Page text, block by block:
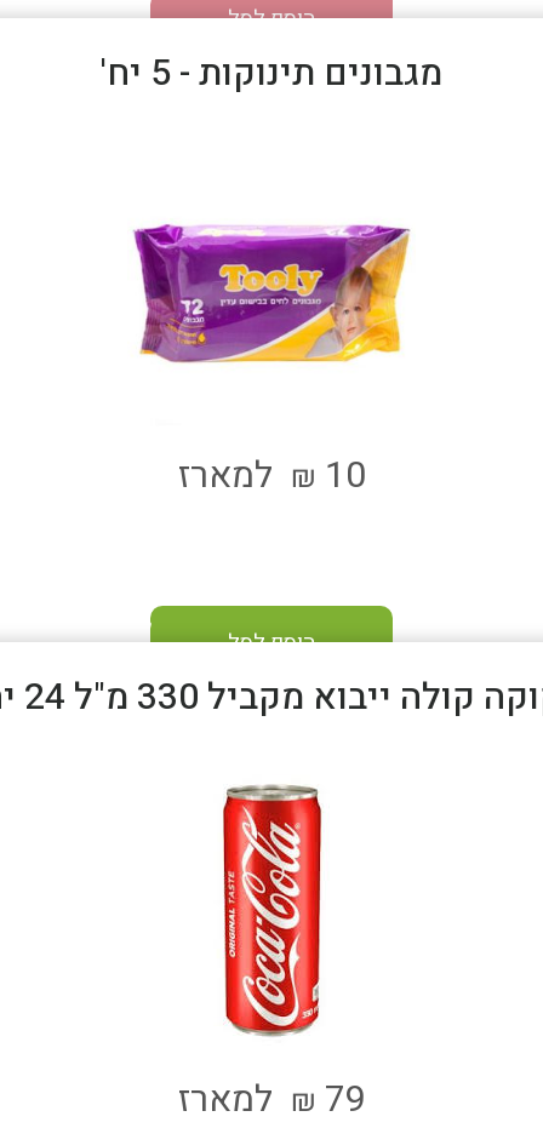
הוסף לסל
מגבונים תינוקות - 5 יח'
10
₪ למארז
הוסף לסל
ייבוא מקביל 330 מ"ל 24 יח' - כשר
79
₪ למארז